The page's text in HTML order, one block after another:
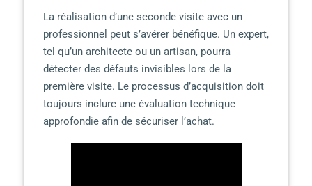
La réalisation d’une seconde visite avec un
professionnel peut s’avérer bénéfique. Un expert,
tel qu’un architecte ou un artisan, pourra
détecter des défauts invisibles lors de la
première visite. Le processus d’acquisition doit
toujours inclure une évaluation technique
approfondie afin de sécuriser l’achat.